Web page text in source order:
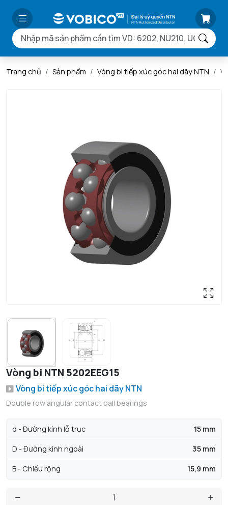
Trang chủ Sản phẩm Vòng bi tiếp xúc góc hai dãy NTN
Vòng bi NTN 5202EEG15
Vòng bi tiếp xúc góc hai dãy NTN
Double row angular contact ball bearings
d - Đường kính lỗ trục 15 mm
D - Đường kính ngoài 35 mm
B - Chiều rộng 15,9 mm